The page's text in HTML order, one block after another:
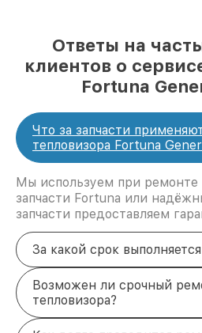
Ответы на
клиентов о
Fortuna
Что за запчасти
тепловизора Fortuna
Мы используем при
запчасти Fortuna или
запчасти предоставляем
За какой срок
Возможен ли срочный
тепловизора?